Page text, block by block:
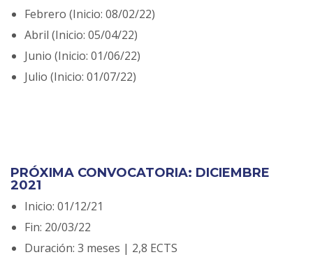
Febrero (Inicio: 08/02/22)
Abril (Inicio: 05/04/22)
Junio (Inicio: 01/06/22)
Julio (Inicio: 01/07/22)
PRÓXIMA CONVOCATORIA: DICIEMBRE
2021
Inicio: 01/12/21
Fin: 20/03/22
Duración: 3 meses | 2,8 ECTS